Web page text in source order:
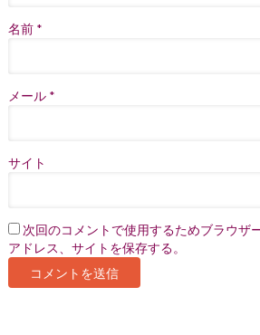
名前 *
メール *
サイト
次回のコメントで使用するためブラウザ
アドレス、サイトを保存する。